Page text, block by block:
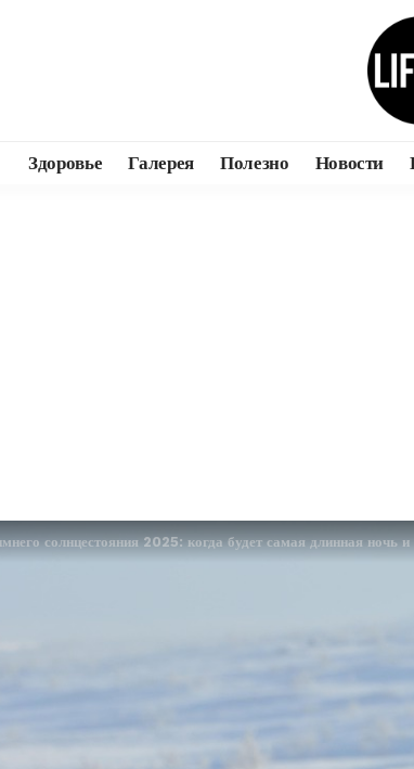
Здоровье Галерея Полезно Новости
солнцестояния 2025: когда будет самая длинная ночь